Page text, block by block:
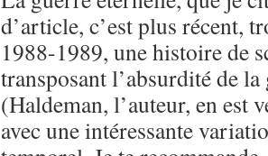
d’article, c’est plus récent,
1988-1989, une histoire de
transposant l’absurdité de
(Haldeman, l’auteur, en est
avec une intéressante